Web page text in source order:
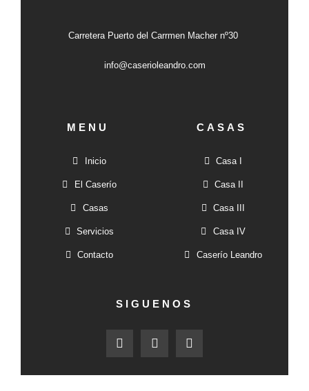
Carretera Puerto del Carrmen Macher nº30
info@caserioleandro.com
MENU
Inicio
El Caserío
Casas
Servicios
Contacto
CASAS
Casa I
Casa II
Casa III
Casa IV
Caserío Leandro
SIGUENOS